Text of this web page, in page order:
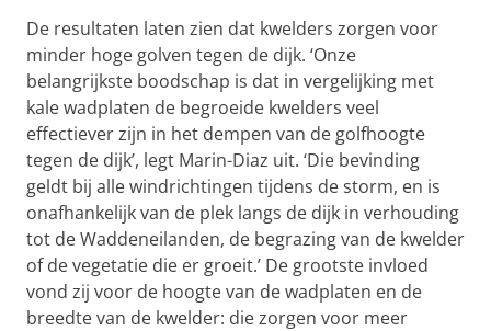
De resultaten laten zien dat kwelders zorgen voor
minder hoge golven tegen de dijk. ‘Onze
belangrijkste boodschap is dat in vergelijking met
kale wadplaten de begroeide kwelders veel
effectiever zijn in het dempen van de golfhoogte
tegen de dijk’, legt Marin-Diaz uit. ‘Die bevinding
geldt bij alle windrichtingen tijdens de storm, en is
onafhankelijk van de plek langs de dijk in verhouding
tot de Waddeneilanden, de begrazing van de kwelder
of de vegetatie die er groeit.’ De grootste invloed
vond zij voor de hoogte van de wadplaten en de
breedte van de kwelder: die zorgen voor meer